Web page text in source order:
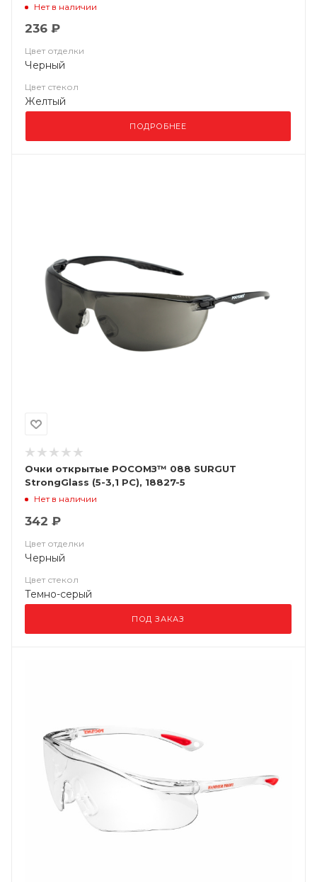
Нет в наличии
236 ₽
Цвет отделки
Черный
Цвет стекол
Желтый
ПОДРОБНЕЕ
Очки открытые РОСОМЗ™ 088 SURGUT
StrongGlass (5-3,1 PС), 18827-5
Нет в наличии
342 ₽
Цвет отделки
Черный
Цвет стекол
Темно-серый
ПОД ЗАКАЗ